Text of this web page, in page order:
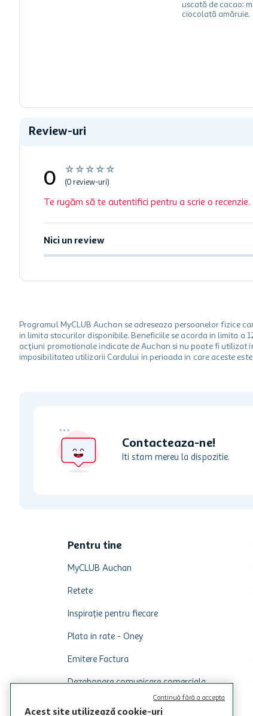
uscată de cacao:
ciocolată amăruie.
Review-uri
☆ ☆ ☆ ☆ ☆
0 (0 review-uri)
Te rugăm să te autentifici pentru a scrie o recenzie.
Nici un review
Programul MyCLUB Auchan se adreseaza persoanelor fizice
in limita stocurilor disponibile. Beneficiile se acorda in limita
acțiuni promotionale indicate de Auchan si nu poate fi utilizat
imposibilitatea utilizarii Cardului in perioada in care aceste
Contacteaza-ne!
Iti stam mereu la dispozitie.
Pentru tine
MyCLUB Auchan
Retete
Inspirație pentru fiecare
Plata in rate - Oney
Emitere Factura
Dezabonare comunicare comerciala
Acest site utilizează cookie-uri
Continuă fără a accepta